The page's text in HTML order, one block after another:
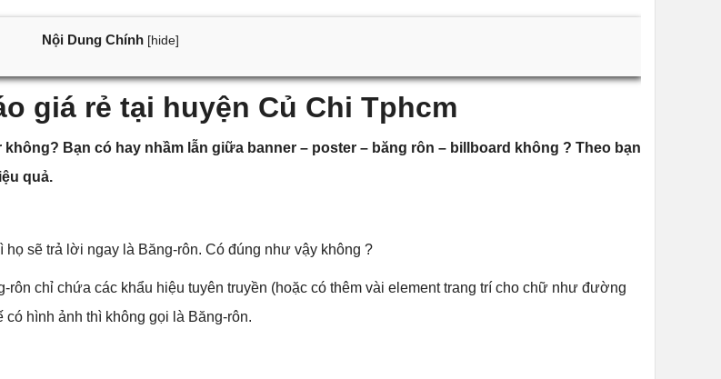
Nội Dung Chính [hide]
giá rẻ tại huyện Củ Chi Tphcm
Bạn có hay nhầm lẫn giữa banner – poster – băng rôn – billboard không ? Theo bạn
quả.
sẽ trả lời ngay là Băng-rôn. Có đúng như vậy không ?
chỉ chứa các khẩu hiệu tuyên truyền (hoặc có thêm vài element trang trí cho chữ như đường
hình ảnh thì không gọi là Băng-rôn.